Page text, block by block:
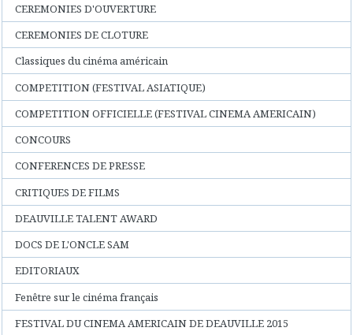
CEREMONIES D'OUVERTURE
CEREMONIES DE CLOTURE
Classiques du cinéma américain
COMPETITION (FESTIVAL ASIATIQUE)
COMPETITION OFFICIELLE (FESTIVAL CINEMA AMERICAIN)
CONCOURS
CONFERENCES DE PRESSE
CRITIQUES DE FILMS
DEAUVILLE TALENT AWARD
DOCS DE L'ONCLE SAM
EDITORIAUX
Fenêtre sur le cinéma français
FESTIVAL DU CINEMA AMERICAIN DE DEAUVILLE 2015